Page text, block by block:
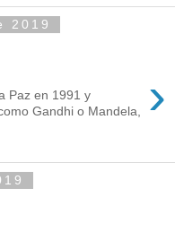
2019
›
Paz en 1991 y
Gandhi o Mandela,